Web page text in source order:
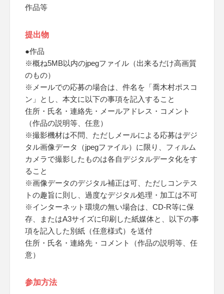
作品等
提出物
●作品
※概ね5MB以内のjpegファイル（出来るだけ高画質
のもの）
※メールでの応募の場合は、件名を「喬木村ポスコ
ン」とし、本文に以下の事項を記入すること
住所・氏名・連絡先・メールアドレス・コメント
（作品の説明等、任意）
※撮影機材は不問、ただしメールによる応募はデジ
タル画像データ（jpegファイル）に限り、フィルム
カメラで撮影したものは各自デジタルデータ化をす
ること
※画像データのデジタル補正は可、ただしコンテス
トの趣旨に則し、過度なデジタル処理・加工は不可
※インターネット環境の無い場合は、CD-R等に保
存、またはA3サイズに印刷した紙媒体と、以下の事
項を記入した別紙（任意様式）を送付
住所・氏名・連絡先・コメント（作品の説明等、任
意）
参加方法